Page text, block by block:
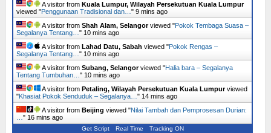
A visitor from Kuala Lumpur, Wilayah Persekutuan Kuala Lumpur
viewed "Penggunaan Tradisional dan…" 9 mins ago
A visitor from Shah Alam, Selangorviewed "Pokok Tembaga Suasa –
Segalanya Tentang…" 10 mins ago
A visitor from Lahad Datu, Sabah viewed "Pokok Rengas –
Segalanya Tentang…" 10 mins ago
A visitor from Subang, Selangorviewed "Halia bara – Segalanya
Tentang Tumbuhan…" 10 mins ago
A visitor from Petaling, Wilayah Persekutuan Kuala Lumpurviewed
"Khasiat Pokok Senduduk – Segalanya…" 15 mins ago
A visitor from Beijing viewed "Nilai Tambah dan Pemprosesan Durian:
…" 16 mins ago
Get Script Real Time Tracking ON